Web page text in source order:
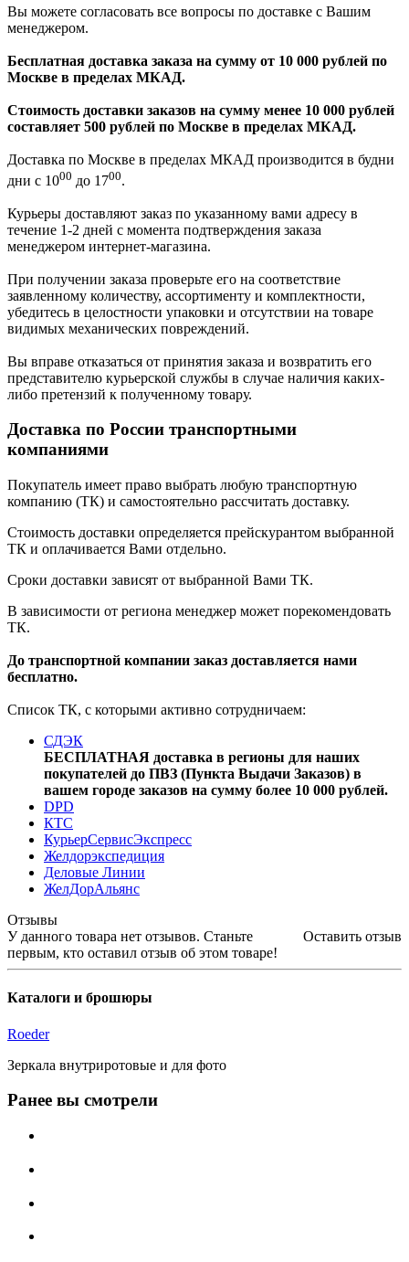
Вы можете согласовать все вопросы по доставке с Вашим
менеджером.
Бесплатная доставка заказа на сумму от 10 000 рублей по
Москве в пределах МКАД.
Стоимость доставки заказов на сумму менее 10 000 рублей
составляет 500 рублей по Москве в пределах МКАД.
Доставка по Москве в пределах МКАД производится в будни
дни с 1000 до 1700.
Курьеры доставляют заказ по указанному вами адресу в
течение 1-2 дней с момента подтверждения заказа
менеджером интернет-магазина.
При получении заказа проверьте его на соответствие
заявленному количеству, ассортименту и комплектности,
убедитесь в целостности упаковки и отсутствии на товаре
видимых механических повреждений.
Вы вправе отказаться от принятия заказа и возвратить его
представителю курьерской службы в случае наличия каких-
либо претензий к полученному товару.
Доставка по России транспортными
компаниями
Покупатель имеет право выбрать любую транспортную
компанию (ТК) и самостоятельно рассчитать доставку.
Стоимость доставки определяется прейскурантом выбранной
ТК и оплачивается Вами отдельно.
Сроки доставки зависят от выбранной Вами ТК.
В зависимости от региона менеджер может порекомендовать
ТК.
До транспортной компании заказ доставляется нами
бесплатно.
Список ТК, с которыми активно сотрудничаем:
СДЭК
БЕСПЛАТНАЯ доставка в регионы для наших
покупателей до ПВЗ (Пункта Выдачи Заказов) в
вашем городе заказов на сумму более 10 000 рублей.
DPD
КТС
КурьерСервисЭкспресс
Желдорэкспедиция
Деловые Линии
ЖелДорАльянс
Отзывы
Оставить отзыв
У данного товара нет отзывов. Станьте
первым, кто оставил отзыв об этом товаре!
Каталоги и брошюры
Roeder
Зеркала внутриротовые и для фото
Ранее вы смотрели